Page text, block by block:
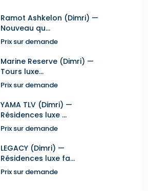
Ramot Ashkelon (Dimri) —
Nouveau qu...
Prix sur demande
Marine Reserve (Dimri) —
Tours luxe...
Prix sur demande
YAMA TLV (Dimri) —
Résidences luxe ...
Prix sur demande
LEGACY (Dimri) —
Résidences luxe fa...
Prix sur demande